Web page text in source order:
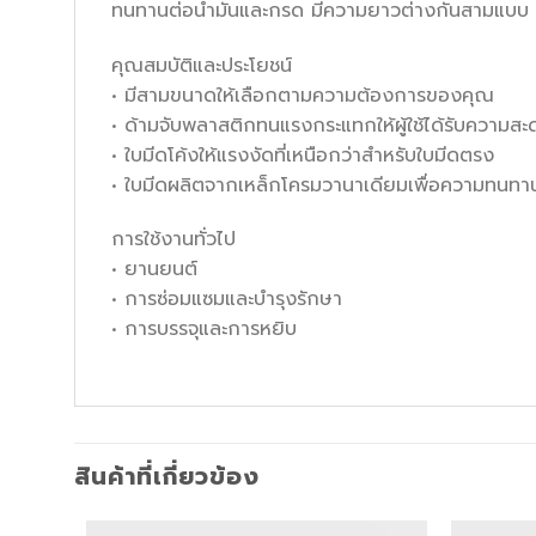
ทนทานต่อน้ำมันและกรด มีความยาวต่างกันสามแบบ
คุณสมบัติและประโยชน์
• มีสามขนาดให้เลือกตามความต้องการของคุณ
• ด้ามจับพลาสติกทนแรงกระแทกให้ผู้ใช้ได้รับความส
• ใบมีดโค้งให้แรงงัดที่เหนือกว่าสำหรับใบมีดตรง
• ใบมีดผลิตจากเหล็กโครมวานาเดียมเพื่อความทนท
การใช้งานทั่วไป
• ยานยนต์
• การซ่อมแซมและบำรุงรักษา
• การบรรจุและการหยิบ
สินค้าที่เกี่ยวข้อง